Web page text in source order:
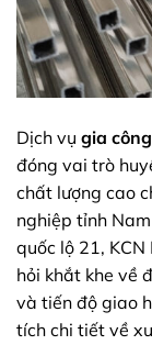
Dịch vụ gia
đóng vai trò
chất lượng cao
nghiệp tỉnh
quốc lộ 21,
hỏi khắt khe về
và tiến độ giao
tích chi tiết về